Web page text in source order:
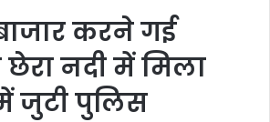
करने गई
नदी में मिला
जुटी पुलिस